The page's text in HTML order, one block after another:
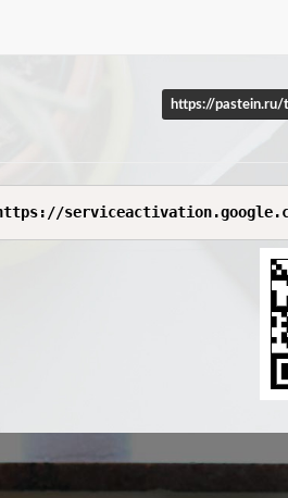
https://pastein.ru/
serviceactivation.google.com/